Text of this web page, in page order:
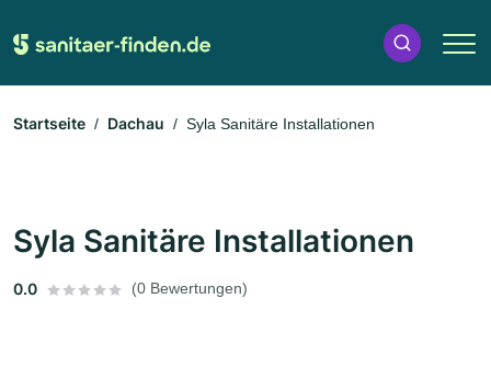
Startseite Dachau Syla Sanitäre Installationen
Syla Sanitäre Installationen
0.0 (0 Bewertungen)